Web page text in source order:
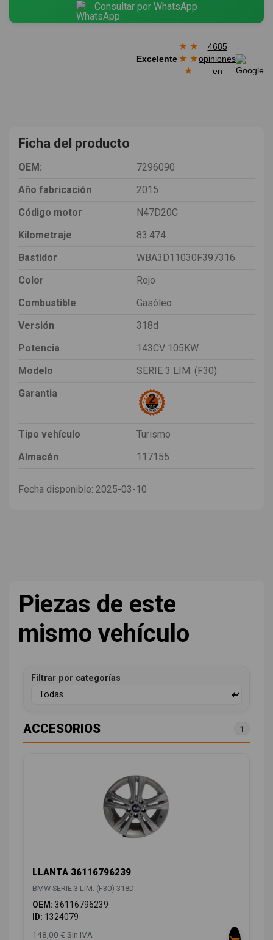
Consultar por WhatsApp
Excelente
★ ★
★ ★
★
4685
opiniones
en
Ficha del producto
OEM:
7296090
Año fabricación
2015
Código motor
N47D20C
Kilometraje
83.474
Bastidor
WBA3D11030F397316
Color
Rojo
Combustible
Gasóleo
Versión
318d
Potencia
143CV 105KW
Modelo
SERIE 3 LIM. (F30)
Garantia
Tipo vehículo
Turismo
Almacén
117155
Fecha disponible: 2025-03-10
Piezas de este
mismo vehículo
Filtrar por categorías
ACCESORIOS 1
LLANTA 36116796239
BMW SERIE 3 LIM. (F30) 318D
OEM: 36116796239
ID: 1324079
148,00 € Sin IVA